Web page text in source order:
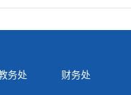
务处 财务处